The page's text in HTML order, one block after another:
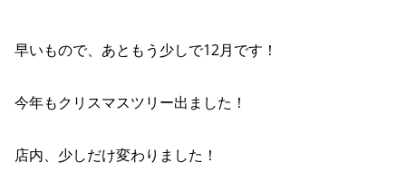
早いもので、あともう少しで12月です！
今年もクリスマスツリー出ました！
店内、少しだけ変わりました！